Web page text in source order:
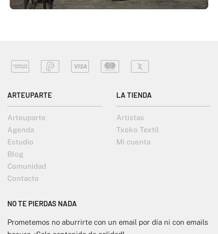
ARTEUPARTE
Arteuparte
Agenda
Estudio
Blog
Comunidad
Contacto
LA TIENDA
Artistas
Txoko Textil
Mi cuenta
NO TE PIERDAS NADA
Prometemos no aburrirte con un email por día ni con emails